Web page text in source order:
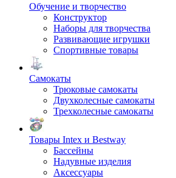
Обучение и творчество
Конструктор
Наборы для творчества
Развивающие игрушки
Спортивные товары
Самокаты
Трюковые самокаты
Двухколесные самокаты
Трехколесные самокаты
Товары Intex и Bestway
Бассейны
Надувные изделия
Аксессуары